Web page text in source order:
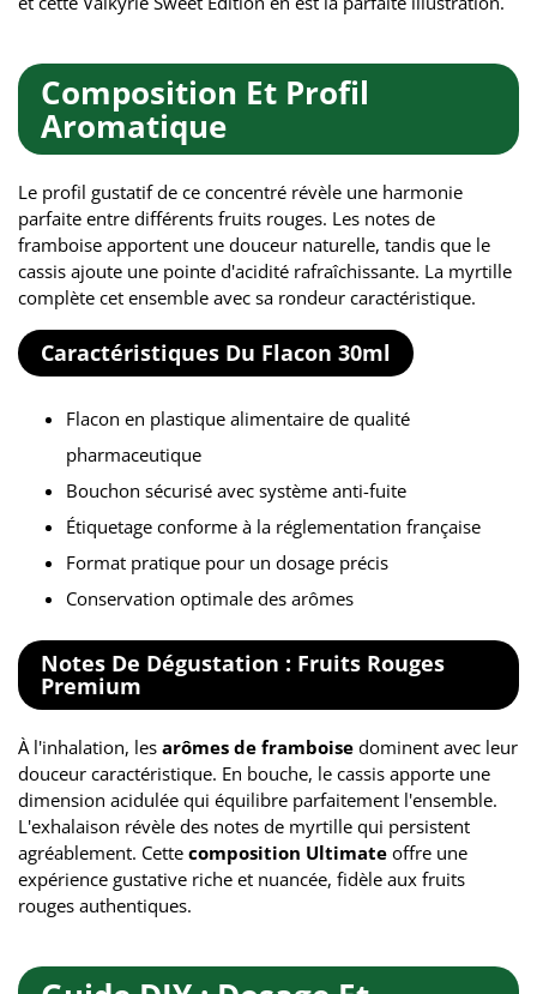
Composition Et Profil
Aromatique
Le profil gustatif de ce concentré révèle une harmonie
parfaite entre différents fruits rouges. Les notes de
framboise apportent une douceur naturelle, tandis que le
cassis ajoute une pointe d'acidité rafraîchissante. La myrtille
complète cet ensemble avec sa rondeur caractéristique.
Caractéristiques Du Flacon 30ml
Flacon en plastique alimentaire de qualité
pharmaceutique
Bouchon sécurisé avec système anti-fuite
Étiquetage conforme à la réglementation française
Format pratique pour un dosage précis
Conservation optimale des arômes
Notes De Dégustation : Fruits Rouges
Premium
À l'inhalation, les arômes de framboise dominent avec leur
douceur caractéristique. En bouche, le cassis apporte une
dimension acidulée qui équilibre parfaitement l'ensemble.
L'exhalaison révèle des notes de myrtille qui persistent
agréablement. Cette composition Ultimate offre une
expérience gustative riche et nuancée, fidèle aux fruits
rouges authentiques.